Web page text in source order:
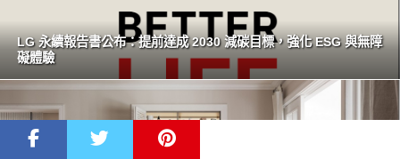
LG 永續報告書公布：提前達成 2030 減碳目標，強化 ESG 與無障
礙體驗
LG WashTower 65 公分窄身登場 洗乾各 18 公斤大容量結合 AI